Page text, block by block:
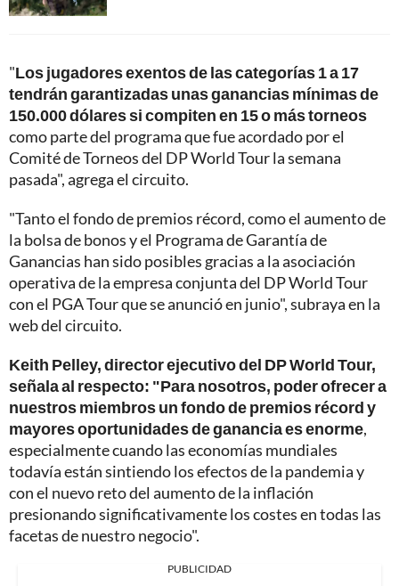
"Los jugadores exentos de las categorías 1 a 17
tendrán garantizadas unas ganancias mínimas de
150.000 dólares si compiten en 15 o más torneos
como parte del programa que fue acordado por el
Comité de Torneos del DP World Tour la semana
pasada", agrega el circuito.
"Tanto el fondo de premios récord, como el aumento de
la bolsa de bonos y el Programa de Garantía de
Ganancias han sido posibles gracias a la asociación
operativa de la empresa conjunta del DP World Tour
con el PGA Tour que se anunció en junio", subraya en la
web del circuito.
Keith Pelley, director ejecutivo del DP World Tour,
señala al respecto: "Para nosotros, poder ofrecer a
nuestros miembros un fondo de premios récord y
mayores oportunidades de ganancia es enorme,
especialmente cuando las economías mundiales
todavía están sintiendo los efectos de la pandemia y
con el nuevo reto del aumento de la inflación
presionando significativamente los costes en todas las
facetas de nuestro negocio".
PUBLICIDAD